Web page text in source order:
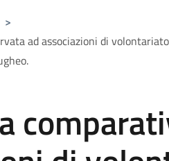
>
ad associazioni di